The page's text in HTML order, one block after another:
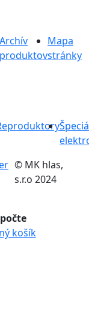
Archív
produktov
Mapa
stránky
© MK hlas,
s.r.o 2024
košík